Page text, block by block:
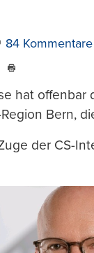
84 Kommentare
drucken
hat
Bern,
der CS-